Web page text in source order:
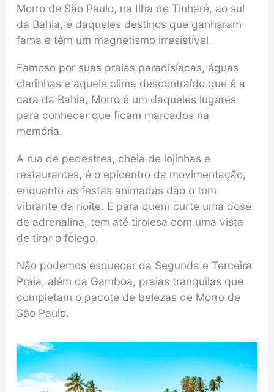
Morro de São Paulo, na Ilha de Tinharé, ao sul
da Bahia, é daqueles destinos que ganharam
fama e têm um magnetismo irresistível.
Famoso por suas praias paradisíacas, águas
clarinhas e aquele clima descontraído que é a
cara da Bahia, Morro é um daqueles lugares
para conhecer que ficam marcados na
memória.
A rua de pedestres, cheia de lojinhas e
restaurantes, é o epicentro da movimentação,
enquanto as festas animadas dão o tom
vibrante da noite. E para quem curte uma dose
de adrenalina, tem até tirolesa com uma vista
de tirar o fôlego.
Não podemos esquecer da Segunda e Terceira
Praia, além da Gamboa, praias tranquilas que
completam o pacote de belezas de Morro de
São Paulo.